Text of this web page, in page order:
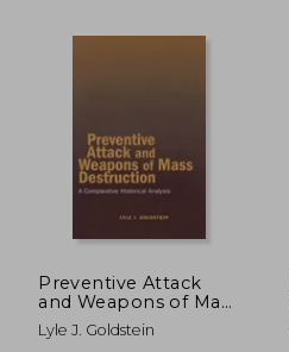
$ 415.468
Preventive Attack
and Weapons of Mass
Destruction: A
Comparative
Lyle J. Goldstein